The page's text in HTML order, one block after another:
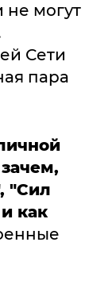
не могут
Сети
пара
"Сил
как